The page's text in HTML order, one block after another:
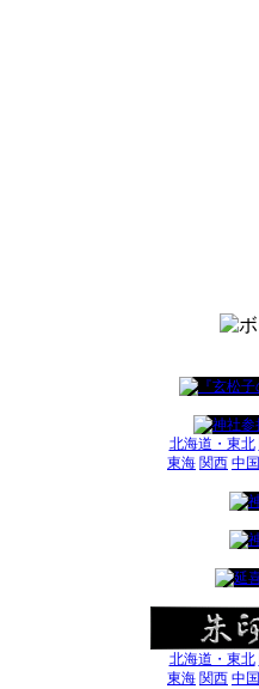
北海道・東北
東海 関西 中国
北海道・東北
東海 関西 中国